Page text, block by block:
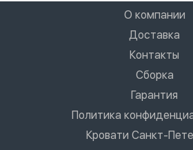
О компании
Доставка
Контакты
Сборка
Гарантия
Политика
Кровати Санкт-